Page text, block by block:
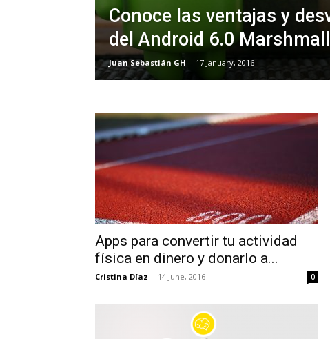
Conoce las ventajas y
del Android 6.0
Juan Sebastián GH - 17 January, 2016
Apps para convertir tu actividad
física en dinero y donarlo a...
Cristina Díaz - 14 June, 2016 0